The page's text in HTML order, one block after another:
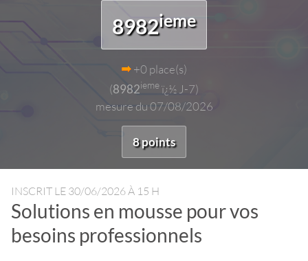
8982ieme
+0 place(s)
(8982iemeï¿½ J-7)
mesure du 07/08/2026
8 points
INSCRIT LE 30/06/2026 À 15 H
Solutions en mousse pour vos
besoins professionnels